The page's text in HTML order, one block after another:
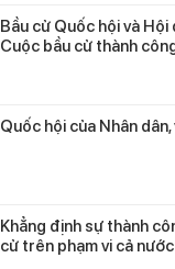
Bầu cử Quốc hội và Hội
Cuộc bầu cử thành
Quốc hội của Nhân dân,
Khẳng định sự thành
cử trên phạm vi cả nước